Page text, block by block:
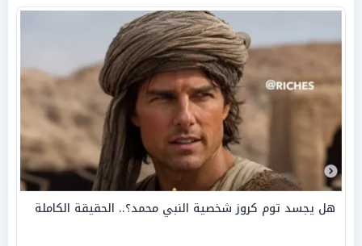
هل يجسد توم كروز شخصية النبي محمد؟.. الحقيقة الكاملة